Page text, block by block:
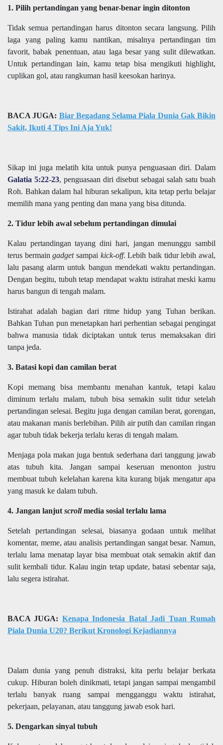
1. Pilih pertandingan yang benar-benar ingin ditonton
Tidak semua pertandingan harus ditonton secara langsung. Pilih
laga yang paling kamu nantikan, misalnya pertandingan tim
favorit, babak penentuan, atau laga besar yang sulit dilewatkan.
Untuk pertandingan lain, kamu tetap bisa mengikuti highlight,
cuplikan gol, atau rangkuman hasil keesokan harinya.
BACA JUGA: Biar Begadang Selama Piala Dunia Gak Bikin
Sakit, Ikuti 4 Tips Ini Aja Yuk!
Sikap ini juga melatih kita untuk punya penguasaan diri. Dalam
Galatia 5:22-23, penguasaan diri disebut sebagai salah satu buah
Roh. Bahkan dalam hal hiburan sekalipun, kita tetap perlu belajar
memilih mana yang penting dan mana yang bisa ditunda.
2. Tidur lebih awal sebelum pertandingan dimulai
Kalau pertandingan tayang dini hari, jangan menunggu sambil
terus bermaingadgetsampai kick-off. Lebih baik tidur lebih awal,
lalu pasang alarm untuk bangun mendekati waktu pertandingan.
Dengan begitu, tubuh tetap mendapat waktu istirahat meski kamu
harus bangun di tengah malam.
Istirahat adalah bagian dari ritme hidup yang Tuhan berikan.
Bahkan Tuhan pun menetapkan hari perhentian sebagai pengingat
bahwa manusia tidak diciptakan untuk terus memaksakan diri
tanpa jeda.
3. Batasi kopi dan camilan berat
Kopi memang bisa membantu menahan kantuk, tetapi kalau
diminum terlalu malam, tubuh bisa semakin sulit tidur setelah
pertandingan selesai. Begitu juga dengan camilan berat, gorengan,
atau makanan manis berlebihan. Pilih air putih dan camilan ringan
agar tubuh tidak bekerja terlalu keras di tengah malam.
Menjaga pola makan juga bentuk sederhana dari tanggung jawab
atas tubuh kita. Jangan sampai keseruan menonton justru
membuat tubuh kelelahan karena kita kurang bijak mengatur apa
yang masuk ke dalam tubuh.
4. Jangan lanjut scrollmedia sosial terlalu lama
Setelah pertandingan selesai, biasanya godaan untuk melihat
komentar, meme, atau analisis pertandingan sangat besar. Namun,
terlalu lama menatap layar bisa membuat otak semakin aktif dan
sulit kembali tidur. Kalau ingin tetap update, batasi sebentar saja,
lalu segera istirahat.
BACA JUGA: Kenapa Indonesia Batal Jadi Tuan Rumah
Piala Dunia U20? Berikut Kronologi Kejadiannya
Dalam dunia yang penuh distraksi, kita perlu belajar berkata
cukup. Hiburan boleh dinikmati, tetapi jangan sampai mengambil
terlalu banyak ruang sampai mengganggu waktu istirahat,
pekerjaan, pelayanan, atau tanggung jawab esok hari.
5. Dengarkan sinyal tubuh